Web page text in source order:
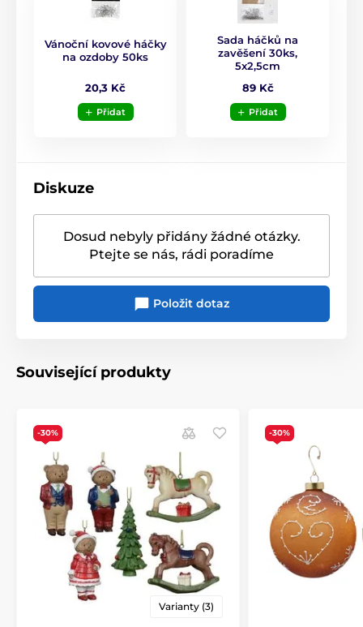
Vánoční kovové háčky
na ozdoby 50ks
20,3 Kč
Přidat
Sada háčků na
zavěšení 30ks,
5x2,5cm
89 Kč
Přidat
Diskuze
Dosud nebyly přidány žádné otázky.
Ptejte se nás, rádi poradíme
Položit dotaz
Související produkty
-30%
Varianty (3)
-30%